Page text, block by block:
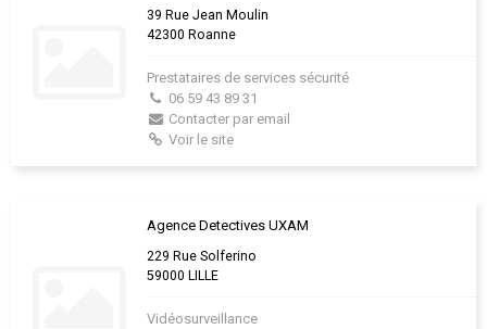
39 Rue Jean Moulin
42300 Roanne
Prestataires de services sécurité
06 59 43 89 31
Contacter par email
Voir le site
Agence Detectives UXAM
229 Rue Solferino
59000 LILLE
Vidéosurveillance